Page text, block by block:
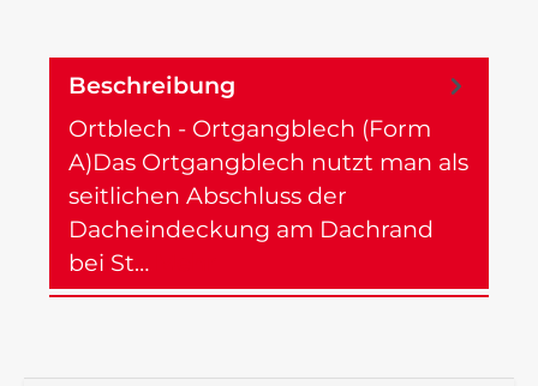
Beschreibung
Ortblech - Ortgangblech (Form
A)Das Ortgangblech nutzt man als
seitlichen Abschluss der
Dacheindeckung am Dachrand
bei St…